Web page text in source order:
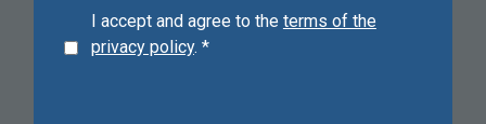
I accept and agree to the terms of the
privacy policy. *